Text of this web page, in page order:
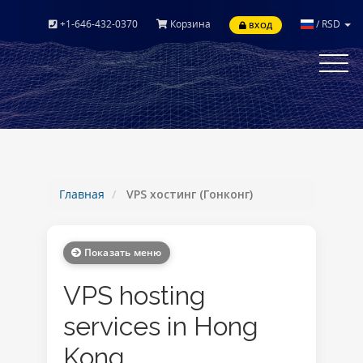
+1-646-432-0370 Корзина ВХОД / RSD
Toggle
Главная VPS хостинг (Гонконг)
Показать меню
VPS hosting
services in Hong